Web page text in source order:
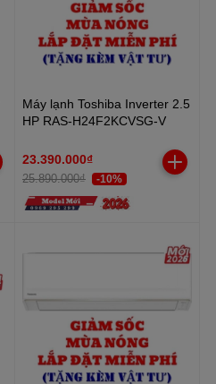
Máy lạnh Toshiba Inverter 2.5
HP RAS-H24F2KCVSG-V
23.390.000₫
25.890.000₫ -10%